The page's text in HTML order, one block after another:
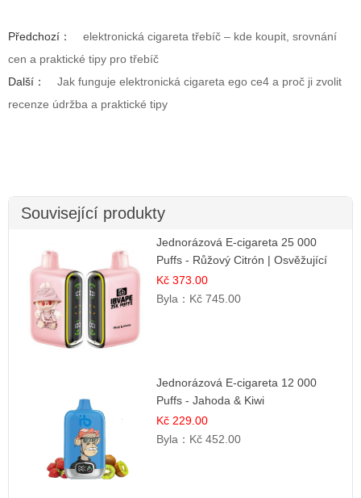
Předchozí：
elektronická cigareta třebíč – kde koupit, srovnání
cen a praktické tipy pro třebíč
Další：
Jak funguje elektronická cigareta ego ce4 a proč ji zvolit
recenze údržba a praktické tipy
Související produkty
Jednorázová E-cigareta 25 000
Puffs - Růžový Citrón | Osvěžující
citrusová příchuť
Kč 373.00
Byla： Kč 745.00
Jednorázová E-cigareta 12 000
Puffs - Jahoda & Kiwi
Kč 229.00
Byla： Kč 452.00